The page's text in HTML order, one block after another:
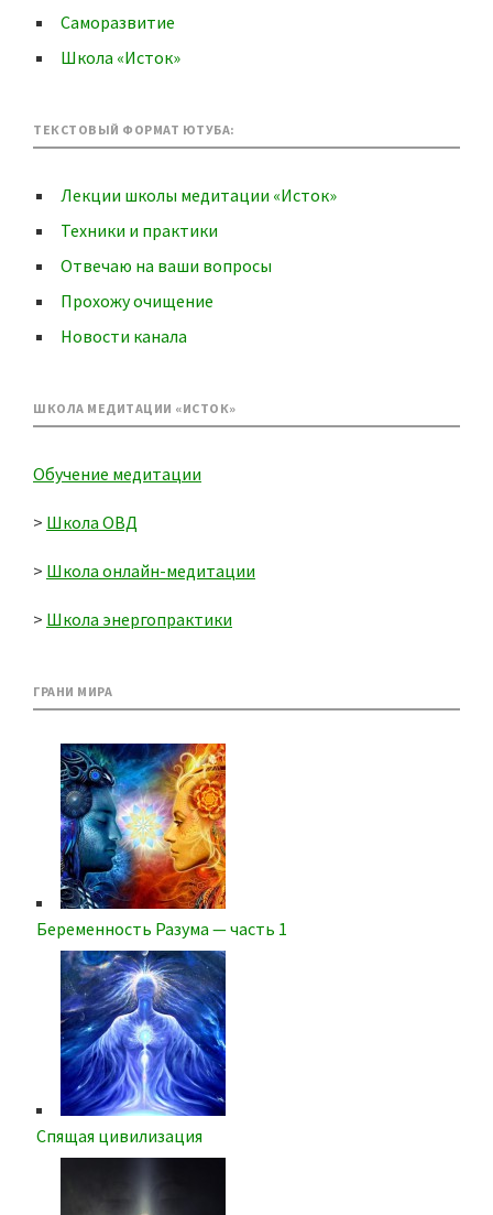
Саморазвитие
Школа «Исток»
ТЕКСТОВЫЙ ФОРМАТ ЮТУБА:
Лекции школы медитации «Исток»
Техники и практики
Отвечаю на ваши вопросы
Прохожу очищение
Новости канала
ШКОЛА МЕДИТАЦИИ «ИСТОК»
Обучение медитации
> Школа ОВД
> Школа онлайн-медитации
> Школа энергопрактики
ГРАНИ МИРА
Беременность Разума — часть 1
Спящая цивилизация